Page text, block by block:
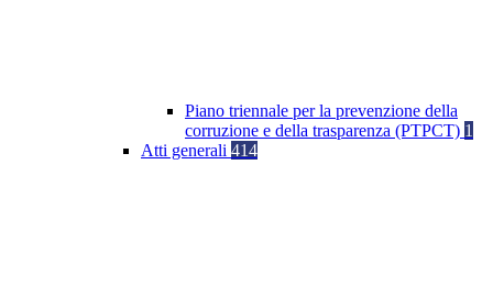
Piano triennale per la prevenzione della
corruzione e della trasparenza (PTPCT) 1
Atti generali 414